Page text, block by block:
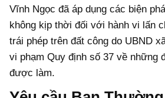
Vĩnh Ngọc đã áp dụng các biện
không kịp thời đối với hành vi lấn
trái phép trên đất công do UBND
vi phạm Quy định số 37 về những
được làm.